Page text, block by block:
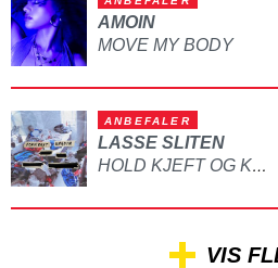
AMOIN
MOVE MY BODY
ANBEFALER
LASSE SLITEN
HOLD KJEFT OG KYSS MEG
VIS